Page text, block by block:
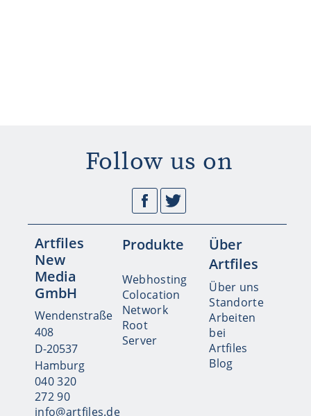
Follow us on
Artfiles
New
Media
GmbH
Wendenstraße
408
D-20537
Hamburg
040 320
272 90
info@artfiles.de
Produkte
Webhosting
Colocation
Network
Root
Server
Über
Artfiles
Über uns
Standorte
Arbeiten
bei
Artfiles
Blog